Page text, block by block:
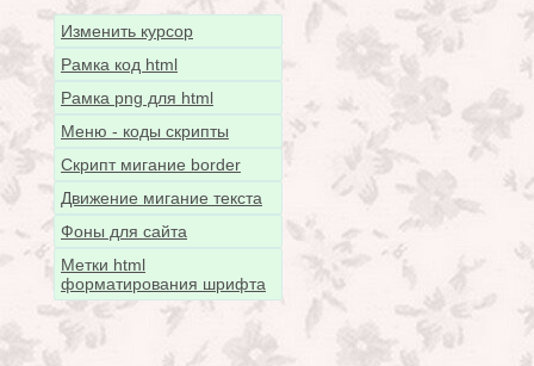
Изменить курсор
Рамка код html
Рамка png для html
Меню - коды скрипты
Скрипт мигание border
Движение мигание текста
Фоны для сайта
Метки html
форматирования шрифта